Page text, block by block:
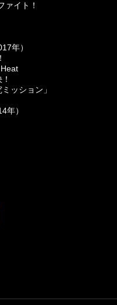
ァイト！
年）
ッション」
年）